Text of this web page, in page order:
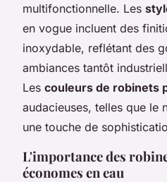
multifonctionnelle. Les
en vogue incluent des
inoxydable, reflétant des
ambiances tantôt
Les couleurs de robinets
audacieuses, telles que le
une touche de
L'importance des
économes en eau